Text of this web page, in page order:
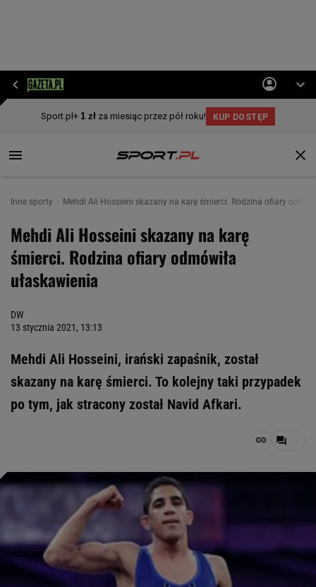
Inne sporty Mehdi Ali Hosseini skazany na karę śmierci. Rodzina ofiary
Mehdi Ali Hosseini skazany na karę
śmierci. Rodzina ofiary odmówiła
ułaskawienia
DW
13 stycznia 2021, 13:13
Mehdi Ali Hosseini, irański zapaśnik, został
skazany na karę śmierci. To kolejny taki przypadek
po tym, jak stracony został Navid Afkari.